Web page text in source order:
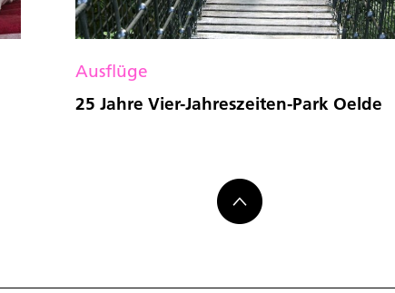
Ausflüge
25 Jahre Vier-Jahreszeiten-Park Oelde